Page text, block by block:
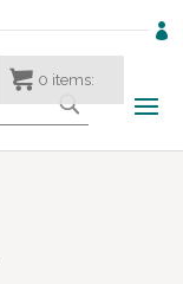

0 items: